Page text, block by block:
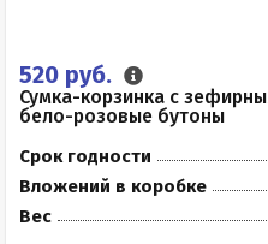
520 руб.
Сумка-корзинка с
бело-розовые бутоны
Срок годности
Вложений в коробке
Вес